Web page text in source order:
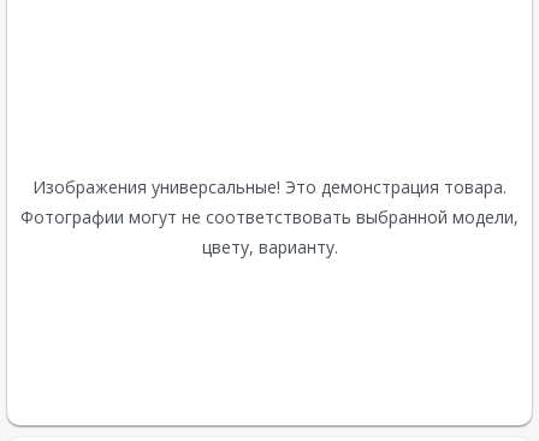
Изображения универсальные! Это демонстрация товара.
Фотографии могут не соответствовать выбранной модели,
цвету, варианту.